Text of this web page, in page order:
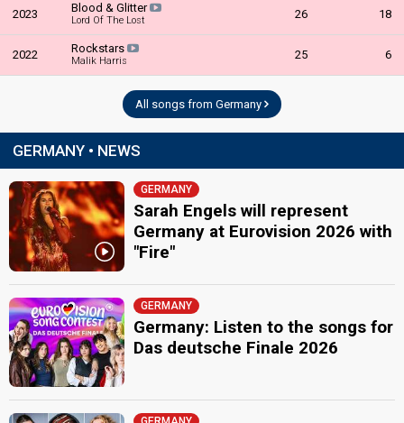
2023 Blood & Glitter
Lord Of The Lost 26 18
2022 Rockstars
Malik Harris 25 6
All songs from Germany
GERMANY • NEWS
GERMANY
Sarah Engels will represent
Germany at Eurovision 2026 with
"Fire"
GERMANY
Germany: Listen to the songs for
Das deutsche Finale 2026